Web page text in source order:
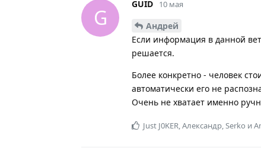
G
GUID 10 мая
Андрей
Если информация в данной
решается.
Более конкретно - человек
автоматически его не
Очень не хватает именно
Just J0KER,Александр,Serko и